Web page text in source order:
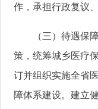
作，承担行政复议
（三）待遇保障
策，统筹城乡医疗
订并组织实施全省
障体系建设。建立